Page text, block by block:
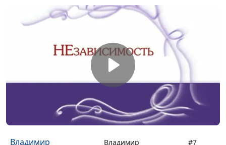
Николай Николай
Генадий #11
Нина #10
Мария #9
Александр
Владимир Владимир #7